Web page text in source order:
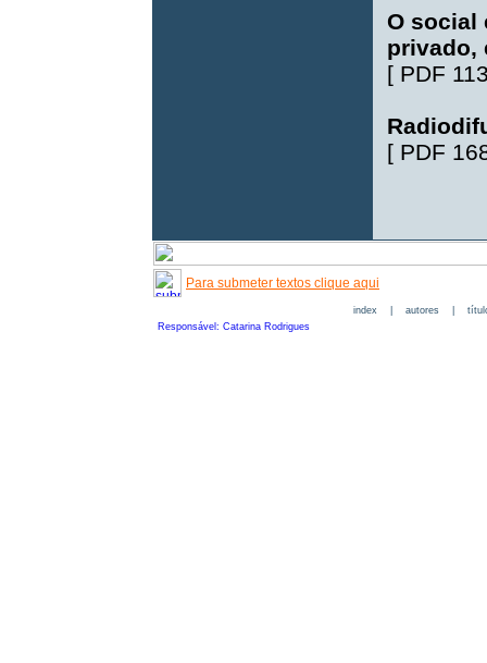
O social
privado,
[ PDF
[ PDF
Para submeter textos clique aqui
index| autores|